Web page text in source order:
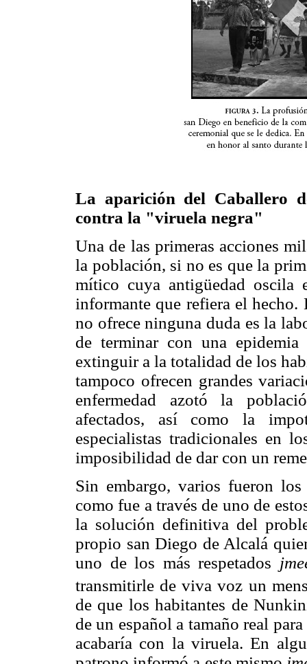
La aparición del Caballero
contra la "viruela negra"
Una de las primeras acciones
la población, si no es que la
mítico cuya antigüedad
informante que refiera el hecho.
no ofrece ninguna duda es la
de terminar con una
extinguir a la totalidad de los
tampoco ofrecen grandes
enfermedad azotó la
afectados, así como la
especialistas tradicionales en
imposibilidad de dar con un
Sin embargo, varios fueron los
como fue a través de uno de
la solución definitiva del
propio san Diego de Alcalá
uno de los más respetados
transmitirle de viva voz un
de que los habitantes de
de un español a tamaño real
acabaría con la viruela. En